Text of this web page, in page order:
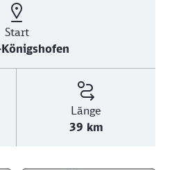
Start
Länge
39 km